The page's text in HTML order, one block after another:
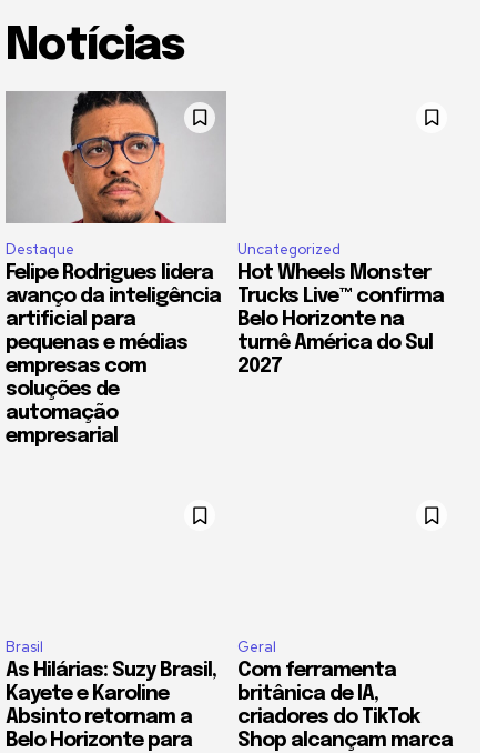
Notícias
Destaque
Felipe Rodrigues lidera
avanço da inteligência
artificial para
pequenas e médias
empresas com
soluções de
automação
empresarial
Uncategorized
Hot Wheels Monster
Trucks Live™ confirma
Belo Horizonte na
turnê América do Sul
2027
Brasil
As Hilárias: Suzy Brasil,
Kayete e Karoline
Absinto retornam a
Belo Horizonte para
Geral
Com ferramenta
britânica de IA,
criadores do TikTok
Shop alcançam marca